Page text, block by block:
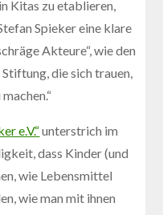
Kitas zu etablieren,
Spieker eine klare
Akteure“, wie den
die sich trauen,
e.V.“unterstrich im
dass Kinder (und
wie Lebensmittel
wie man mit ihnen